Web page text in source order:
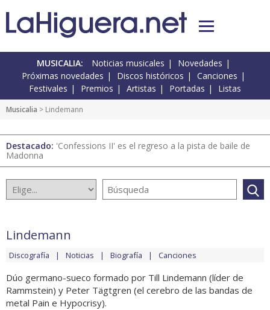
MUSICALIA: Noticias musicales
Novedades
Próximas novedades
Discos históricos
Canciones
Festivales
Premios Artistas Portadas Listas
Musicalia > Lindemann
Destacado: 'Confessions II' es el regreso a la pista de baile de
Madonna
Lindemann
Discografía Noticias Biografía Canciones
Dúo germano-sueco formado por Till Lindemann (líder de
Rammstein) y Peter Tägtgren (el cerebro de las bandas de
metal Pain e Hypocrisy).